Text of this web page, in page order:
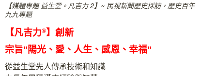
【媒體專題 益生堂。凡吉力 2】~ 民視新聞歷史採訪，歷史百年
九九專題
【凡吉力®】創新
宗旨"陽光、愛、人生、感恩、幸福"
從益生堂先人傳承技術和知識